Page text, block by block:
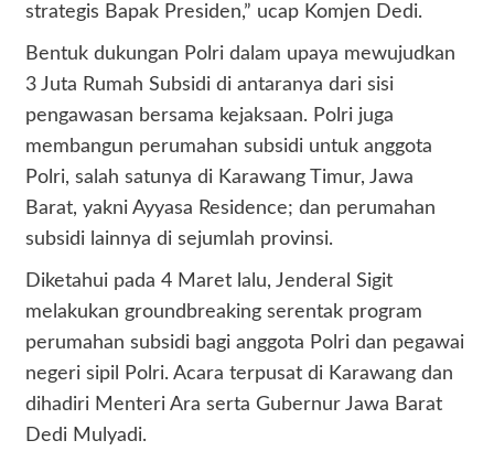
strategis Bapak Presiden,” ucap Komjen Dedi.
Bentuk dukungan Polri dalam upaya mewujudkan
3 Juta Rumah Subsidi di antaranya dari sisi
pengawasan bersama kejaksaan. Polri juga
membangun perumahan subsidi untuk anggota
Polri, salah satunya di Karawang Timur, Jawa
Barat, yakni Ayyasa Residence; dan perumahan
subsidi lainnya di sejumlah provinsi.
Diketahui pada 4 Maret lalu, Jenderal Sigit
melakukan groundbreaking serentak program
perumahan subsidi bagi anggota Polri dan pegawai
negeri sipil Polri. Acara terpusat di Karawang dan
dihadiri Menteri Ara serta Gubernur Jawa Barat
Dedi Mulyadi.